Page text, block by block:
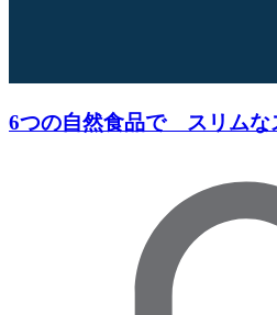
6つの自然食品で スリムな